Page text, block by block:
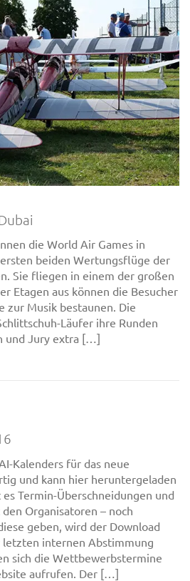
die World Air Games in
beiden Wertungsflüge der
Sie fliegen in einem der großen
Etagen aus können die Besucher
zur Musik bestaunen. Die
Läufer ihre Runden
und Jury extra […]
Kalenders für das neue
und kann hier heruntergeladen
Termin-Überschneidungen und
Organisatoren – noch
geben, wird der Download
letzten internen Abstimmung
sich die Wettbewerbstermine
aufrufen. Der […]